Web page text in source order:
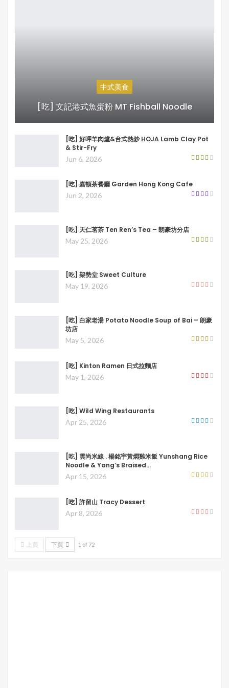
中式美食
[吃] 文記港式魚蛋粉 MT Fishball Noodle
[吃] 好呷羊肉爐&台式熱炒 HOJA Lamb Clay Pot
& Stir-Fry
Jun 6, 2026
[吃] 嘉頓茶餐廳 Garden Hong Kong Cafe
Jun 2, 2026
[吃] 天仁茗茶 Ten Ren’s Tea – 朗豪坊分店
May 25, 2026
[吃] 架勢堂 Sweet Culture
May 19, 2026
[吃] 白家老湯 Potato Noodle Soup of Bai – 朗豪
坊店
May 5, 2026
[吃] Kinton Ramen 日式拉麵店
May 1, 2026
[吃] Wild Wing Restaurants
Apr 25, 2026
[吃] 雲尚米線 . 楊銘宇黃燜雞米飯 Yunshang Rice
Noodle & Yang’s Braised…
Apr 15, 2026
[吃] 許留山 Tracy Dessert
Apr 8, 2026
上頁 下頁 1 of 72